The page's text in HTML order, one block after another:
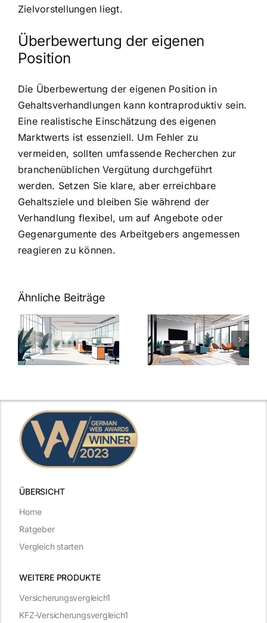
Zielvorstellungen liegt.
Überbewertung der eigenen
Position
Die Überbewertung der eigenen Position in
Gehaltsverhandlungen kann kontraproduktiv sein.
Eine realistische Einschätzung des eigenen
Marktwerts ist essenziell. Um Fehler zu
vermeiden, sollten umfassende Recherchen zur
branchenüblichen Vergütung durchgeführt
werden. Setzen Sie klare, aber erreichbare
Gehaltsziele und bleiben Sie während der
Verhandlung flexibel, um auf Angebote oder
Gegenargumente des Arbeitgebers angemessen
reagieren zu können.
Ähnliche Beiträge
Arbeitgeber-
Zusatzleistungen:
5
inspirierende
Warum
bei
Arbeitgebern
ÜBERSICHT
WEITERE PRODUKTE
Versicherungsvergleich1
KFZ-Versicherungsvergleich1
Home
Ratgeber
Vergleich starten